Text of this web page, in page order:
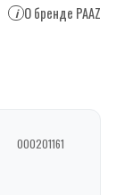
i О бренде PAAZ
000201161